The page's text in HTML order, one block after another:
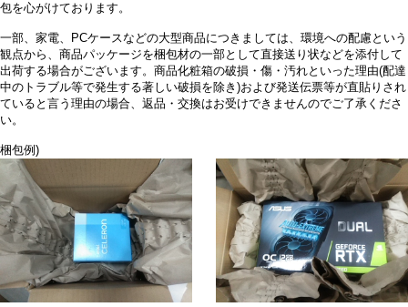
包を心がけております。
一部、家電、PCケースなどの大型商品につきましては、環境への配慮という
観点から、商品パッケージを梱包材の一部として直接送り状などを添付して
出荷する場合がございます。商品化粧箱の破損・傷・汚れといった理由(配達
中のトラブル等で発生する著しい破損を除き)および発送伝票等が直貼りされ
ていると言う理由の場合、返品・交換はお受けできませんのでご了承くださ
い。
梱包例)